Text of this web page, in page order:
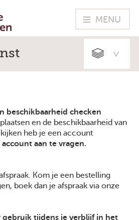
MENU
beschikbaarheid checken
en de beschikbaarheid van
heb je een account
aan te vragen.
Kom je een bestelling
boek dan je afspraak via onze
gebruik tijdens je verblijf in het
tijd
en diensten
lokale ambtenaren